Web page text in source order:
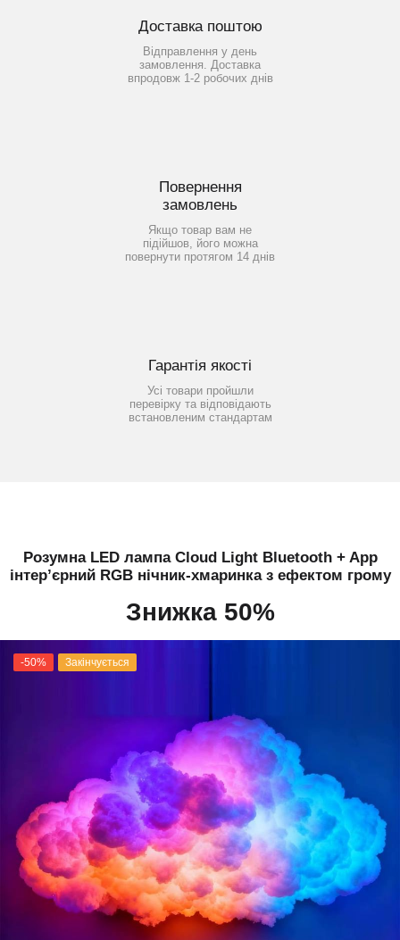
Доставка поштою
Відправлення у день
замовлення. Доставка
впродовж 1-2 робочих днів
Повернення
замовлень
Якщо товар вам не
підійшов, його можна
повернути протягом 14 днів
Гарантія якості
Усі товари пройшли
перевірку та відповідають
встановленим стандартам
Розумна LED лампа Cloud Light Bluetooth + App
інтер’єрний RGB нічник-хмаринка з ефектом грому
Знижка 50%
-50% Закінчується